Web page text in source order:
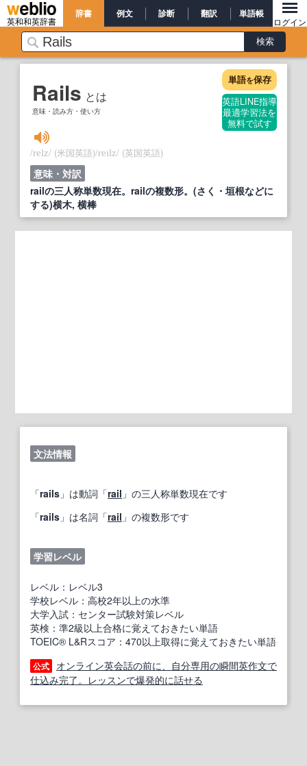
英和和英辞書
辞書 例文 診断 翻訳 単語帳
ログイン
Rails とは
意味・読み方・使い方
単語を保存
英語LINE指導
最適学習法を
無料で試す
/relz/ (米国英語)/reɪlz/ (英国英語)
意味・対訳
railの三人称単数現在。railの複数形。(さく・垣根などに
する)横木, 横棒
文法情報
「rails 」は動詞「rail 」の三人称単数現在です
「rails 」は名詞「rail 」の複数形です
学習レベル
レベル：レベル3
学校レベル：高校2年以上の水準
大学入試：センター試験対策レベル
英検：準2級以上合格に覚えておきたい単語
TOEIC® L&Rスコア：470以上取得に覚えておきたい単語
公式
オンライン英会話の前に、自分専用の瞬間英作文で
仕込み完了。レッスンで爆発的に話せる